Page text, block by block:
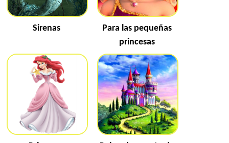
Sirenas
Para las pequeñas
princesas